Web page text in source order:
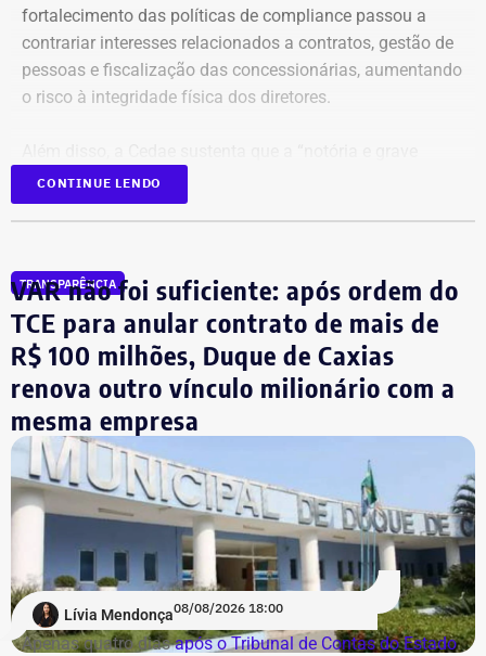
fortalecimento das políticas de compliance passou a
contrariar interesses relacionados a contratos, gestão de
pessoas e fiscalização das concessionárias, aumentando
o risco à integridade física dos diretores.
insegurança pública” no estado, especialmente no
município do Rio de Janeiro e na Baixada Fluminense,
Compliance e violência como
justificativa
A estatal afirma que a adoção de medidas mais rígidas
de governança levou à implementação de ações voltadas
ao combate de práticas consideradas lesivas aos
interesses da companhia. Segundo o documento, esse
cenário expõe os diretores a potenciais represálias,
tornando necessária a utilização de veículos blindados.
A contratação ocorre em meio ao endurecimento das
ações de compliance da companhia, que recentemente
reforçou auditorias internas em parceria com o GSI e a
Casa Civil.
CONTINUE LENDO
TRANSPARÊNCIA
VAR não foi suficiente: após ordem do
TCE para anular contrato de mais de
R$ 100 milhões, Duque de Caxias
renova outro vínculo milionário com a
mesma empresa
Lívia Mendonça08/08/2026 18:00
Apenas quatro diasapós o Tribunal de Contas do Estado